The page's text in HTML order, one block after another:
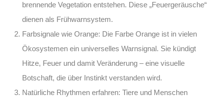
brennende Vegetation entstehen. Diese „Feuergeräusche“
dienen als Frühwarnsystem.
Farbsignale wie Orange: Die Farbe Orange ist in vielen
Ökosystemen ein universelles Warnsignal. Sie kündigt
Hitze, Feuer und damit Veränderung – eine visuelle
Botschaft, die über Instinkt verstanden wird.
Natürliche Rhythmen erfahren: Tiere und Menschen